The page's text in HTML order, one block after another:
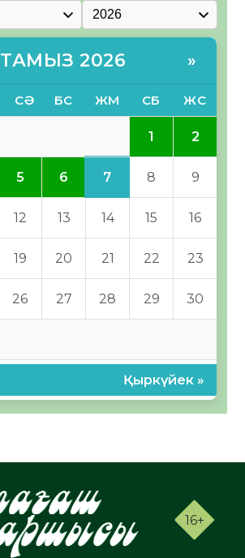
ТАМЫЗ 2026 »
СӘ БС ЖМ СБ ЖС
1 2
5 6 7 8 9
12 13 14 15 16
19 20 21 22 23
26 27 28 29 30
Қыркүйек »
16+